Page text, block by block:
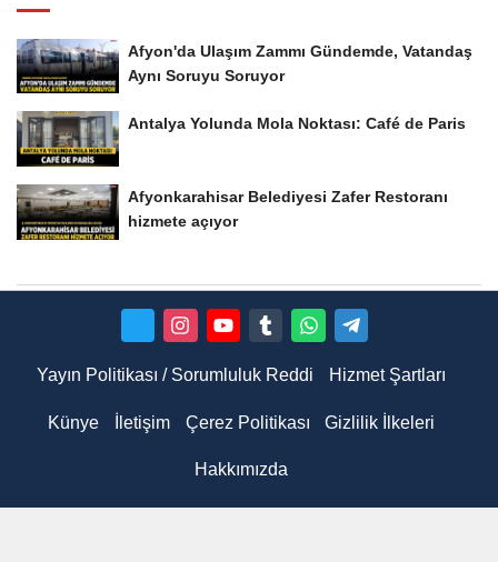
Afyon'da Ulaşım Zammı Gündemde, Vatandaş
Aynı Soruyu Soruyor
Antalya Yolunda Mola Noktası: Café de Paris
Afyonkarahisar Belediyesi Zafer Restoranı
hizmete açıyor
Yayın Politikası / Sorumluluk Reddi Hizmet Şartları
Künye İletişim Çerez Politikası Gizlilik İlkeleri
Hakkımızda